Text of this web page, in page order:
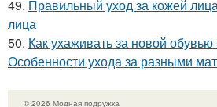
49. Правильный уход за кожей
лица
50. Как ухаживать за новой обувью
Особенности ухода за разными
© 2026 Модная подружка